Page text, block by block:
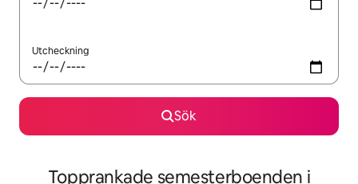
Utcheckning
Sök
Topprankade semesterboenden i